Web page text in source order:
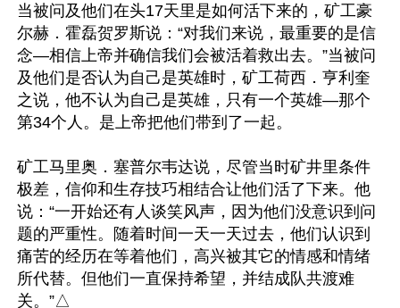
当被问及他们在头17天里是如何活下来的，矿工豪
尔赫．霍磊贺罗斯说：“对我们来说，最重要的是信
念—相信上帝并确信我们会被活着救出去。”当被问
及他们是否认为自己是英雄时，矿工荷西．亨利奎
之说，他不认为自己是英雄，只有一个英雄—那个
第34个人。是上帝把他们带到了一起。
矿工马里奥．塞普尔韦达说，尽管当时矿井里条件
极差，信仰和生存技巧相结合让他们活了下来。他
说：“一开始还有人谈笑风声，因为他们没意识到问
题的严重性。随着时间一天一天过去，他们认识到
痛苦的经历在等着他们，高兴被其它的情感和情绪
所代替。但他们一直保持希望，并结成队共渡难